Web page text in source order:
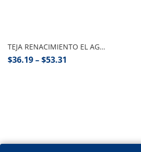
TEJA RENACIMIENTO EL AGUILA PZA
$36.19–$53.31